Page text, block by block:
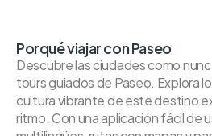
Porqué viajar con Paseo
Descubre las ciudades como
tours guiados de Paseo. Explora
cultura vibrante de este destino
ritmo. Con una aplicación fácil de